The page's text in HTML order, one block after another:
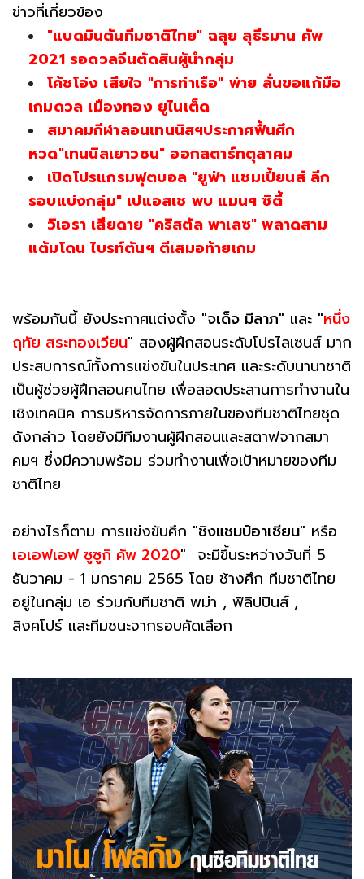
ข่าวที่เกี่ยวข้อง
"แบดมินตันทีมชาติไทย" ฉลุย สุธีรมาน คัพ
2021 รอดวลจีนตัดสินผู้นำกลุ่ม
โค้ชโอ่ง เสียใจ "การท่าเรือ" พ่าย ลั่นขอแก้มือ
เกมดวล เมืองทอง ยูไนเต็ด
สมาคมกีฬาลอนเทนนิสฯประกาศฟื้นศึก
หวด"เทนนิสเยาวชน" ออกสตาร์ทตุลาคม
เปิดโปรแกรมฟุตบอล "ยูฟ่า แชมเปี้ยนส์ ลีก
รอบแบ่งกลุ่ม" เปแอสเช พบ แมนฯ ซิตี้
วิเอรา เสียดาย "คริสตัล พาเลซ" พลาดสาม
แต้มโดน ไบรท์ตันฯ ตีเสมอท้ายเกม
พร้อมกันนี้ ยังประกาศแต่งตั้ง "จเด็จ มีลาภ" และ "หนึ่ง
ฤทัย สระทองเวียน" สองผู้ฝึกสอนระดับโปรไลเซนส์ มาก
ประสบการณ์ทั้งการแข่งขันในประเทศ และระดับนานาชาติ
เป็นผู้ช่วยผู้ฝึกสอนคนไทย เพื่อสอดประสานการทำงานใน
เชิงเทคนิค การบริหารจัดการภายในของทีมชาติไทยชุด
ดังกล่าว โดยยังมีทีมงานผู้ฝึกสอนและสตาฟจากสมา
คมฯ ซึ่งมีความพร้อม ร่วมทำงานเพื่อเป้าหมายของทีม
ชาติไทย
อย่างไรก็ตาม การแข่งขันศึก "ชิงแชมป์อาเซียน" หรือ
เอเอฟเอฟ ซูซูกิ คัพ 2020" จะมีขึ้นระหว่างวันที่ 5
ธันวาคม - 1 มกราคม 2565 โดย ช้างศึก ทีมชาติไทย
อยู่ในกลุ่ม เอ ร่วมกับทีมชาติ พม่า , ฟิลิปปินส์ ,
สิงคโปร์ และทีมชนะจากรอบคัดเลือก